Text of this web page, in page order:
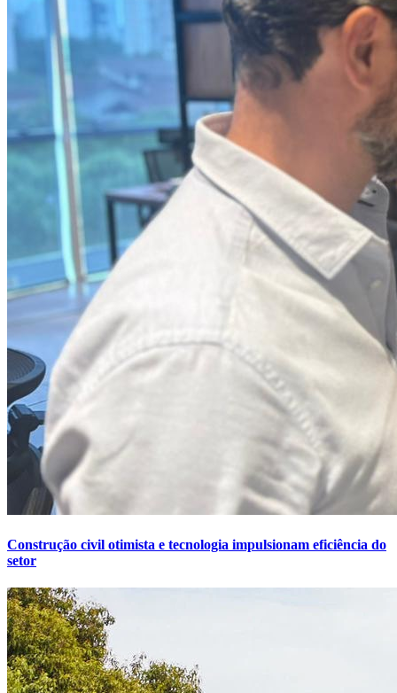
Construção civil otimista e tecnologia impulsionam eficiência do
setor